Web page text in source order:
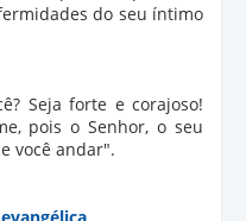
do seu íntimo
Seja forte e corajoso!
pois o Senhor, o seu
você andar".